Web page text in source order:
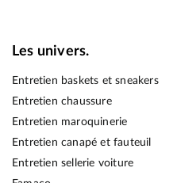
Les univers.
Entretien baskets et sneakers
Entretien chaussure
Entretien maroquinerie
Entretien canapé et fauteuil
Entretien sellerie voiture